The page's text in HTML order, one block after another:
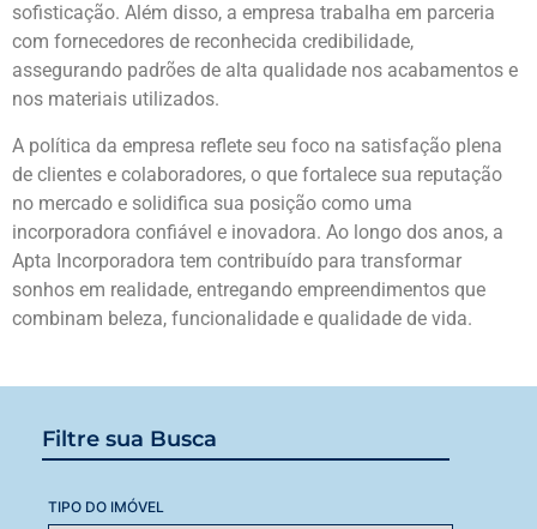
Filtre sua Busca
TIPO DO IMÓVEL
sofisticação. Além disso, a empresa trabalha em parceria
com fornecedores de reconhecida credibilidade,
assegurando padrões de alta qualidade nos acabamentos e
nos materiais utilizados.
A política da empresa reflete seu foco na satisfação plena
de clientes e colaboradores, o que fortalece sua reputação
no mercado e solidifica sua posição como uma
incorporadora confiável e inovadora. Ao longo dos anos, a
Apta Incorporadora tem contribuído para transformar
sonhos em realidade, entregando empreendimentos que
combinam beleza, funcionalidade e qualidade de vida.